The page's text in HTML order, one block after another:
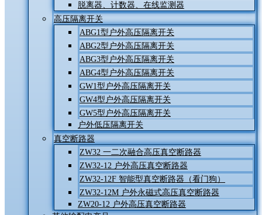
脱离器、计数器、在线监测器
高压隔离开关
ABG1型户外高压隔离开关
ABG2型户外高压隔离开关
ABG3型户外高压隔离开关
ABG4型户外高压隔离开关
GW1型户外高压隔离开关
GW4型户外高压隔离开关
GW5型户外高压隔离开关
户外低压隔离开关
真空断路器
ZW32 一二次融合高压真空断路器
ZW32-12 户外高压真空断路器
ZW32-12F 智能型真空断路器（看门狗）
ZW32-12M 户外永磁式高压真空断路器
ZW20-12 户外高压真空断路器